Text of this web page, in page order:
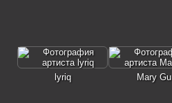
lyriq Mary Gu